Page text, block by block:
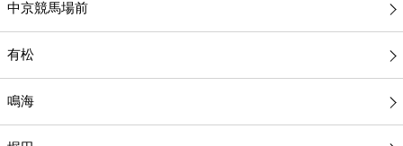
中京競馬場前
有松
鳴海